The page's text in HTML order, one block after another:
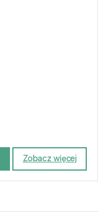
Zobacz więcej